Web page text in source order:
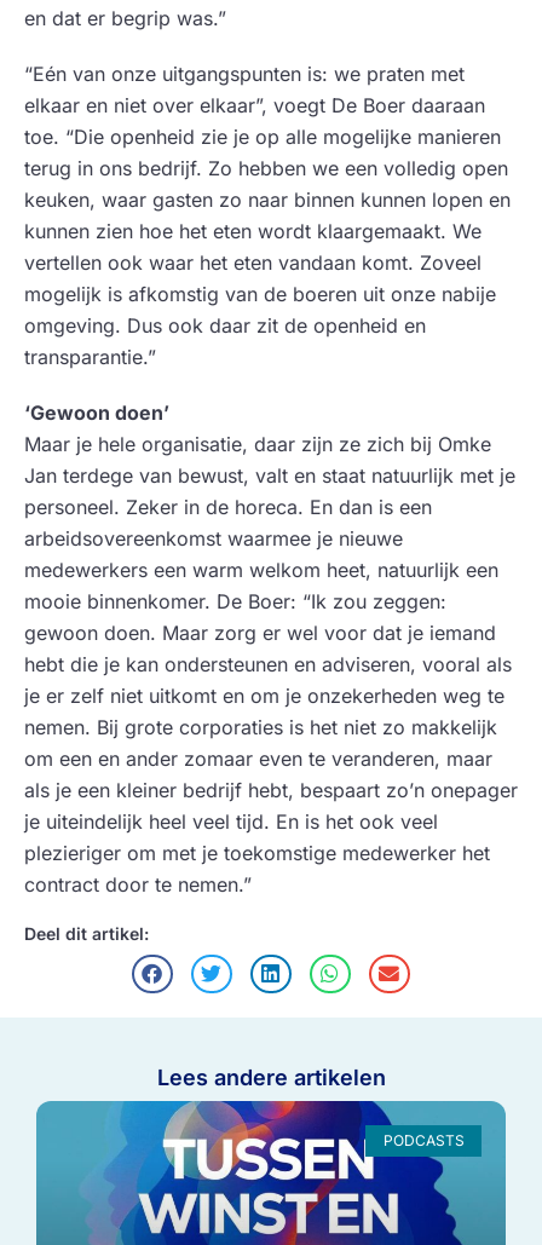
en dat er begrip was.”
“Eén van onze uitgangspunten is: we praten met
elkaar en niet over elkaar”, voegt De Boer daaraan
toe. “Die openheid zie je op alle mogelijke manieren
terug in ons bedrijf. Zo hebben we een volledig open
keuken, waar gasten zo naar binnen kunnen lopen en
kunnen zien hoe het eten wordt klaargemaakt. We
vertellen ook waar het eten vandaan komt. Zoveel
mogelijk is afkomstig van de boeren uit onze nabije
omgeving. Dus ook daar zit de openheid en
transparantie.”
‘Gewoon doen’
Maar je hele organisatie, daar zijn ze zich bij Omke
Jan terdege van bewust, valt en staat natuurlijk met je
personeel. Zeker in de horeca. En dan is een
arbeidsovereenkomst waarmee je nieuwe
medewerkers een warm welkom heet, natuurlijk een
mooie binnenkomer. De Boer: “Ik zou zeggen:
gewoon doen. Maar zorg er wel voor dat je iemand
hebt die je kan ondersteunen en adviseren, vooral als
je er zelf niet uitkomt en om je onzekerheden weg te
nemen. Bij grote corporaties is het niet zo makkelijk
om een en ander zomaar even te veranderen, maar
als je een kleiner bedrijf hebt, bespaart zo’n onepager
je uiteindelijk heel veel tijd. En is het ook veel
plezieriger om met je toekomstige medewerker het
contract door te nemen.”
Deel dit artikel:
Lees andere artikelen
PODCASTS